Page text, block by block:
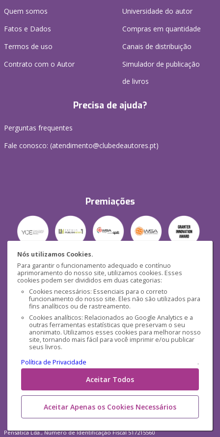
Nós utilizamos Cookies.
Para garantir o funcionamento adequado e contínuo
aprimoramento do nosso site, utilizamos cookies. Esses
cookies podem ser divididos em duas categorias:
Cookies necessários: Essenciais para o correto
funcionamento do nosso site. Eles não são utilizados para
fins analíticos ou de rastreamento.
Cookies analíticos: Relacionados ao Google Analytics e a
outras ferramentas estatísticas que preservam o seu
anonimato. Utilizamos esses cookies para melhorar nosso
site, tornando mais fácil para você imprimir e/ou publicar
seus livros.
Política de Privacidade
.
Aceitar Todos
Aceitar Apenas os Cookies Necessários
Quem somos
Fatos e Dados
Termos de uso
Contrato com o Autor
Universidade do autor
Compras em quantidade
Canais de distribuição
Simulador de publicação
de livros
Precisa de ajuda?
Perguntas frequentes
Fale conosco: (atendimento@clubedeautores.pt)
Premiações
Segurança
Mídias Sociais
Pensática Lda., Número de Identificação Fiscal 517215560